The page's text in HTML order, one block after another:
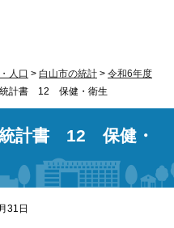
人口 > 白山市の統計 > 令和6年度
計書 12 保健・衛生
計書 12 保健・
31日